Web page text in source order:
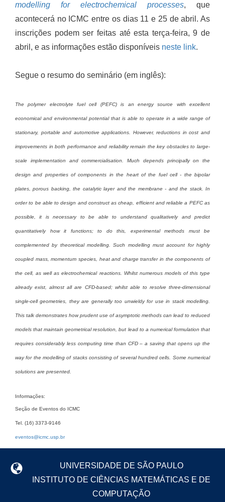
modelling for electrochemical processes, que
acontecerá no ICMC entre os dias 11 e 25 de abril. As
inscrições podem ser feitas até esta terça-feira, 9 de
abril, e as informações estão disponíveis neste link.
Segue o resumo do seminário (em inglês):
The polymer electrolyte fuel cell (PEFC) is an energy source with excellent
economical and environmental potential that is able to operate in a wide range of
stationary, portable and automotive applications. However, reductions in cost and
improvements in both performance and reliability remain the key obstacles to large-
scale implementation and commercialisation. Much depends principally on the
design and properties of components in the heart of the fuel cell - the bipolar
plates, porous backing, the catalytic layer and the membrane - and the stack. In
order to be able to design and construct as cheap, efficient and reliable a PEFC as
possible, it is necessary to be able to understand qualitatively and predict
quantitatively how it functions; to do this, experimental methods must be
complemented by theoretical modelling. Such modelling must account for highly
coupled mass, momentum species, heat and charge transfer in the components of
the cell, as well as electrochemical reactions. Whilst numerous models of this type
already exist, almost all are CFD-based; whilst able to resolve three-dimensional
single-cell geometries, they are generally too unwieldy for use in stack modelling.
This talk demonstrates how prudent use of asymptotic methods can lead to reduced
models that maintain geometrical resolution, but lead to a numerical formulation that
requires considerably less computing time than CFD – a saving that opens up the
way for the modelling of stacks consisting of several hundred cells. Some numerical
solutions are presented.
Informações:
Seção de Eventos do ICMC
Tel. (16) 3373-9146
eventos@icmc.usp.br
UNIVERSIDADE DE SÃO PAULO
INSTITUTO DE CIÊNCIAS MATEMÁTICAS E DE
COMPUTAÇÃO